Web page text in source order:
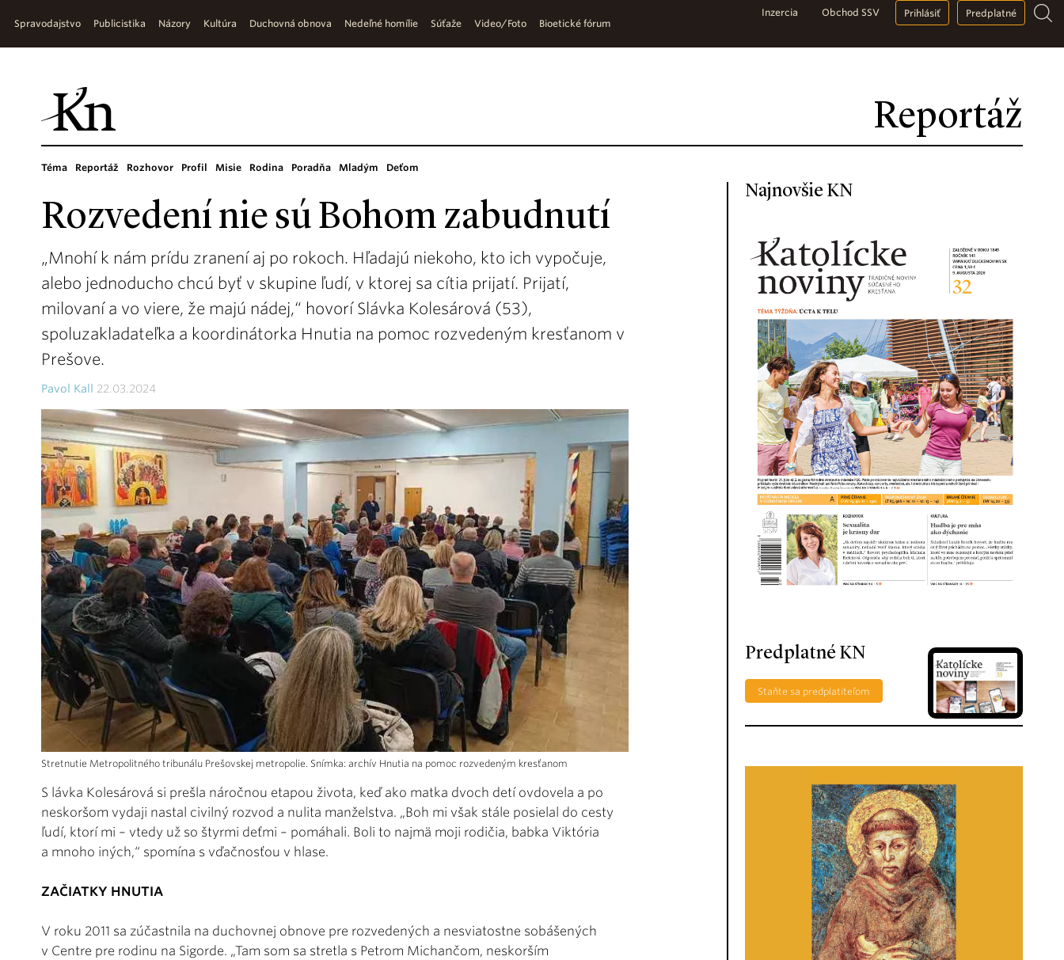
Reportáž
Spravodajstvo Publicistika Názory Kultúra Duchovná obnova Nedeľné homílie Súťaže Video/Foto Bioetické fórum
Inzercia Obchod SSV Prihlásiť Predplatné
Téma Reportáž Rozhovor Profil Misie Rodina Poradňa Mladým Deťom
Rozvedení nie sú Bohom zabudnutí
„Mnohí k nám prídu zranení aj po rokoch. Hľadajú niekoho, kto ich vypočuje,
alebo jednoducho chcú byť v skupine ľudí, v ktorej sa cítia prijatí. Prijatí,
milovaní a vo viere, že majú nádej,“ hovorí Slávka Kolesárová (53),
spoluzakladateľka a koordinátorka Hnutia na pomoc rozvedeným kresťanom v
Prešove.
Pavol Kall 22.03.2024
Stretnutie Metropolitného tribunálu Prešovskej metropolie. Snímka: archív Hnutia na pomoc rozvedeným kresťanom
S lávka Kolesárová si prešla náročnou etapou života, keď ako matka dvoch detí ovdovela a po
neskoršom vydaji nastal civilný rozvod a nulita manželstva. „Boh mi však stále posielal do cesty
ľudí, ktorí mi – vtedy už so štyrmi deťmi – pomáhali. Boli to najmä moji rodičia, babka Viktória
a mnoho iných,“ spomína s vďačnosťou v hlase.
ZAČIATKY HNUTIA
V roku 2011 sa zúčastnila na duchovnej obnove pre rozvedených a nesviatostne sobášených
v Centre pre rodinu na Sigorde. „Tam som sa stretla s Petrom Michančom, neskorším
Najnovšie KN
Predplatné KN
Staňte sa predplatiteľom